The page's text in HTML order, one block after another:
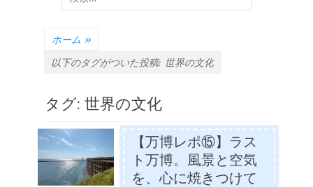
索:
ホーム »
以下のタグがついた投稿: 世界の文化
タグ: 世界の文化
【万博レポ⑮】ラス
ト万博。風景と空気
を、心に焼きつけて